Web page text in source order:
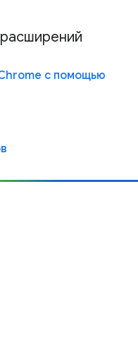
с помощью